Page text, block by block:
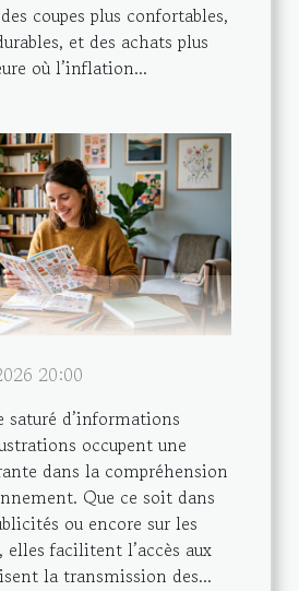
coupes plus confortables,
et des achats plus
où l’inflation...
20:00
saturé d’informations
occupent une
dans la compréhension
Que ce soit dans
ou encore sur les
elles facilitent l’accès aux
la transmission des...